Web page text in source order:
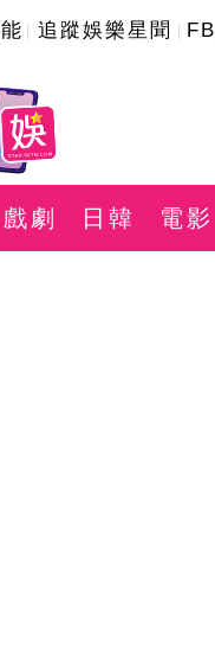
追蹤娛樂星聞 FB
戲劇 日韓 電影